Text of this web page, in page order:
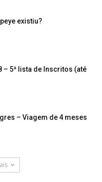
existiu?
– 5ª lista de Inscritos (até
– Viagem de 4 meses